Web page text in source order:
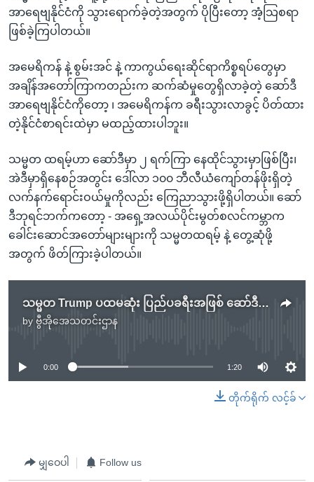
အာရေဗျနိုင်ငံကို သွားရောက်ခဲ့တဲ့အတွက် ပိုပြီးတော့ အံ့သြစရာ
ဖြစ်ခဲ့ကြပါတယ်။
အမေရိကန် နဲ့ စွမ်းအင် နဲ့ ကာကွယ်ရေးဆိုင်ရာကိစ္စရပ်တွေမှာ
အချိန်အတော်ကြာကတည်းက ဆက်ဆံမှုတွေရှိလာခဲ့တဲ့ ဆော်ဒီ
အာရေဗျနိုင်ငံကိုတော့ ၊ အမေရိကန်က ခရီးသွားလာခွင့် ပိတ်ထား
တဲ့နိုင်ငံစာရင်းထဲမှာ မထည့်ထားပါဘူး။
သမ္မတ ထရမ့်ဟာ ဆော်ဒီမှာ ၂ ရက်ကြာ နေထိုင်သွားမှာဖြစ်ပြီး၊
အဲဒီမှာရှိနေစဉ်အတွင်း ဒေါ်လာ ၁၀၀ ဘီလီယံကျော်တန်ဖိုးရှိတဲ့
လက်နက်ရောင်းဝယ်မှုကိုလည်း ကြေညာသွားဖို့ရှိပါတယ်။ ဆော်
ဒီဘုရင်ဘက်ကတော့ - အရှေ့အလယ်ပိုင်းမွတ်စလင်ကမ္ဘာက
ခေါင်းဆောင်အတော်များများကို သမ္မတထရမ့် နဲ့ တွေ့ဆုံဖို့
အတွက် ဖိတ်ကြားခဲ့ပါတယ်။
သမ္မတ Trump ပထမဆုံး ပြည်ပခရီးအဖြစ် ဆော်ဒီနိုင်ငံရောက်ရှိ
by ဗွီအိုအေသတင်းဌာန
No media source currently available
0:00 1:20
တိုက်ရိုက် လင့်ခ်
မျှဝေပါ Follow us